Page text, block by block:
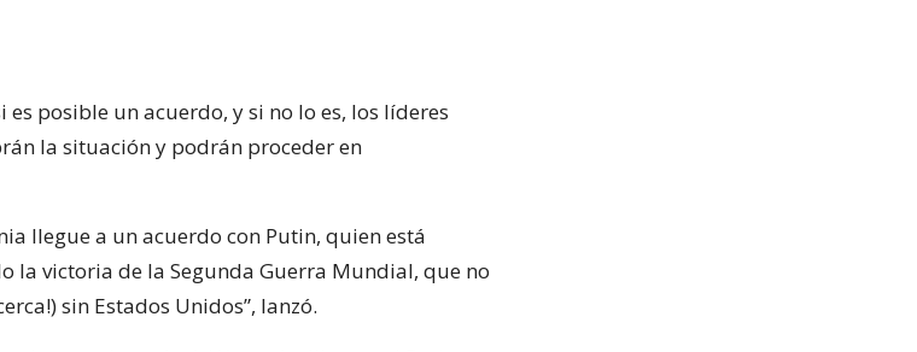
posible un acuerdo, y si no lo es, los líderes
la situación y podrán proceder en
llegue a un acuerdo con Putin, quien está
la victoria de la Segunda Guerra Mundial, que no
sin Estados Unidos”, lanzó.